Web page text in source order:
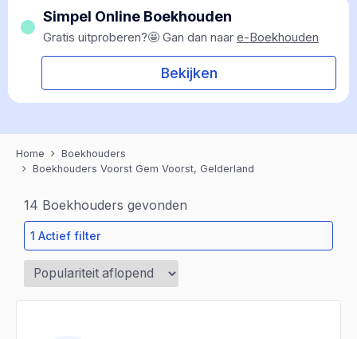
Simpel Online Boekhouden
Gratis uitproberen?🤩 Gan dan naar e-Boekhouden
Bekijken
Home
Boekhouders
Boekhouders Voorst Gem Voorst, Gelderland
14 Boekhouders gevonden
1 Actief filter